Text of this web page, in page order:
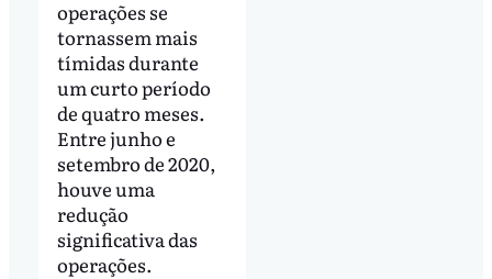
operações se
tornassem mais
tímidas durante
um curto período
de quatro meses.
Entre junho e
setembro de 2020,
houve uma
redução
significativa das
operações.